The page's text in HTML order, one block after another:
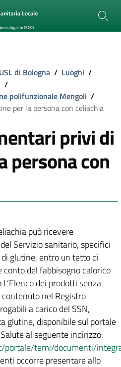
di Bologna / Luoghi /
/
polifunzionale Mengoli /
per la persona con celiachia
privi di
persona con
può ricevere
Servizio sanitario, specifici
glutine, entro un tetto di
del fabbisogno calorico
dei prodotti senza
nel Registro
a carico del SSN,
glutine, disponibile sul portale
al seguente indirizzo:
portale/temi/documenti/
occorre presentare allo